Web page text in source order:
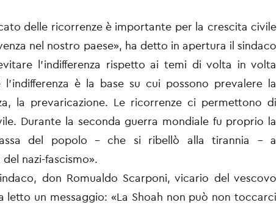
delle ricorrenze è importante per la crescita civile
nel nostro paese», ha detto in apertura il sindaco
l’indifferenza rispetto ai temi di volta in volta
è la base su cui possono prevalere la
la prevaricazione. Le ricorrenze ci permettono di
Durante la seconda guerra mondiale fu proprio la
del popolo – che si ribellò alla tirannia – a
nazi-fascismo».
don Romualdo Scarponi, vicario del vescovo
letto un messaggio: «La Shoah non può non toccarci